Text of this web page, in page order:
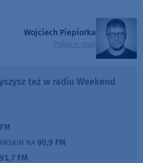
Wojciech Piepiorka
Pokaż e-mail
też w radiu Weekend
NA 90,9 FM
91,7 FM